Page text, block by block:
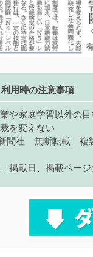
用時の注意事項
や家庭学習以外の
を変えない
聞社 無断転載 複
掲載日、掲載ペー